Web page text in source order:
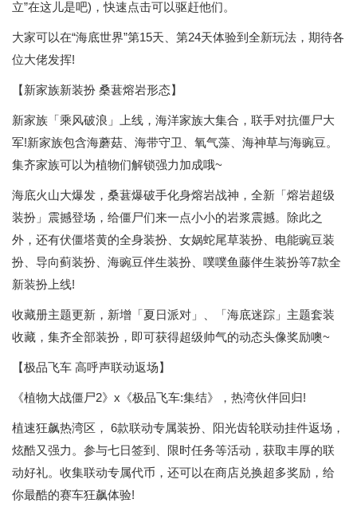
立”在这儿是吧)，快速点击可以驱赶他们。
大家可以在“海底世界”第15天、第24天体验到全新玩法，期待各
位大佬发挥!
【新家族新装扮 桑葚熔岩形态】
新家族「乘风破浪」上线，海洋家族大集合，联手对抗僵尸大
军!新家族包含海蘑菇、海带守卫、氧气藻、海神草与海豌豆。
集齐家族可以为植物们解锁强力加成哦~
海底火山大爆发，桑葚爆破手化身熔岩战神，全新「熔岩超级
装扮」震撼登场，给僵尸们来一点小小的岩浆震撼。除此之
外，还有伏僵塔黄的全身装扮、女娲蛇尾草装扮、电能豌豆装
扮、导向蓟装扮、海豌豆伴生装扮、噗噗鱼藤伴生装扮等7款全
新装扮上线!
收藏册主题更新，新增「夏日派对」、「海底迷踪」主题套装
收藏，集齐全部装扮，即可获得超级帅气的动态头像奖励噢~
【极品飞车 高呼声联动返场】
《植物大战僵尸2》x《极品飞车:集结》，热湾伙伴回归!
植速狂飙热湾区， 6款联动专属装扮、阳光齿轮联动挂件返场，
炫酷又强力。参与七日签到、限时任务等活动，获取丰厚的联
动好礼。收集联动专属代币，还可以在商店兑换超多奖励，给
你最酷的赛车狂飙体验!